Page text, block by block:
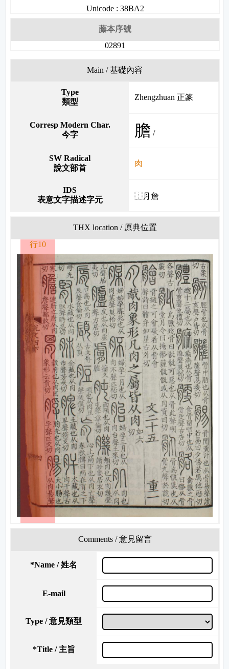
Unicode : 38BA2
藤本序號
02891
Main / 基礎內容
Type
類型
Zhengzhuan 正篆
Corresp Modern Char.
今字
膽 /
SW Radical
說文部首
肉
IDS
表意文字描述字元
⿰⺼詹
THX location / 原典位置
行10
Comments / 意見留言
*Name / 姓名
E-mail
Type / 意見類型
*Title / 主旨